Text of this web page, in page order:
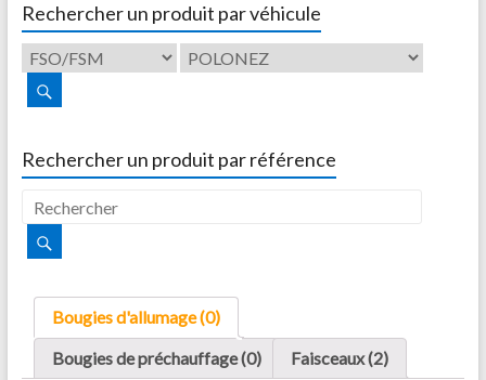
Rechercher un produit par véhicule
Rechercher un produit par référence
Bougies d'allumage (0)
Bougies de préchauffage (0)
Faisceaux (2)